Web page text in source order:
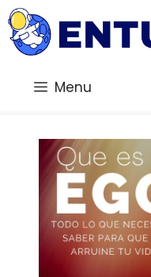
Saltar
al
contenido
Menu